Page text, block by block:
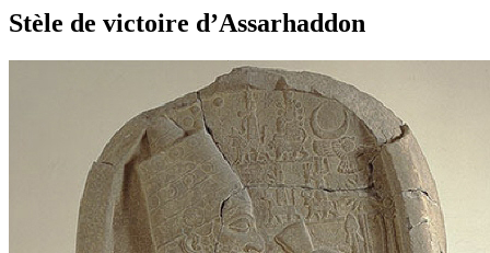
Stèle de victoire d’Assarhaddon